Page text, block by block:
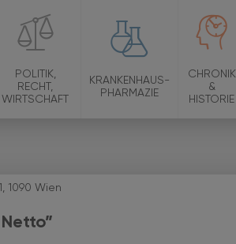
POLITIK,
RECHT,
WIRTSCHAFT
KRANKENHAUS-
PHARMAZIE
CHRONIK
&
HISTORIE
1090 Wien